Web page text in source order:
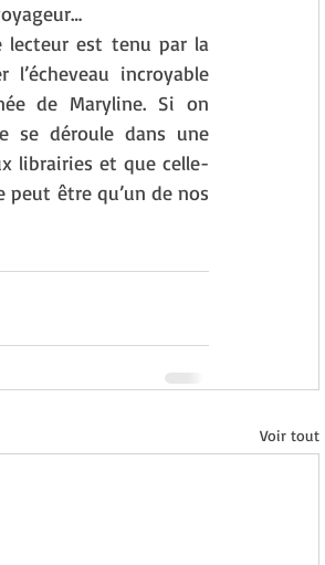
est tenu par la
l’écheveau incroyable
de Maryline. Si on
se déroule dans une
librairies et que celle-
peut être qu’un de nos
Voir tout